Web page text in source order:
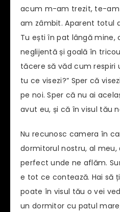
acum m-am trezit, te-
am zâmbit. Aparent totul
Tu ești în pat lângă mine,
neglijentă și goală în
tăcere să văd cum respiri
tu ce visezi?” Sper că
pe noi. Sper că nu ai
avut eu, și că în visul tău
Nu recunosc camera în
dormitorul nostru, al meu,
perfect unde ne aflăm.
e tot ce contează. Hai să
poate în visul tău o vei
un dormitor cu patul